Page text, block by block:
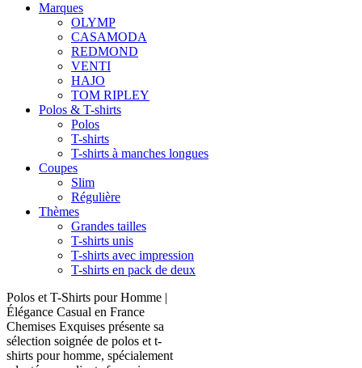
Marques
OLYMP
CASAMODA
REDMOND
VENTI
HAJO
TOM RIPLEY
Polos & T-shirts
Polos
T-shirts
T-shirts à manches longues
Coupes
Slim
Régulière
Thèmes
Grandes tailles
T-shirts unis
T-shirts avec impression
T-shirts en pack de deux
Polos et T-Shirts pour Homme |
Élégance Casual en France
Chemises Exquises présente sa
sélection soignée de polos et t-
shirts pour homme, spécialement